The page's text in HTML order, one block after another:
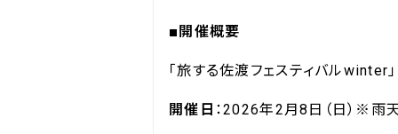
■開催概要
「旅する佐渡フェスティバルwinter」
開催日 ：2026年2月8日（日）※雨